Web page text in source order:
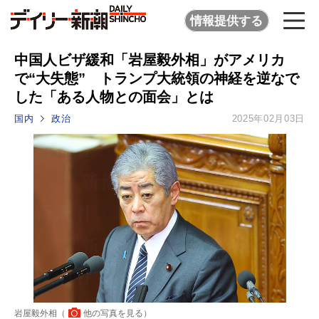
情報提供する
中国人ビザ緩和「岩屋毅外相」がアメリカ
で“大失態” トランプ大統領の神経を逆なで
した「ある人物との面会」とは
国内 政治 2025年02月03日
岩屋毅外相（ 他の写真を見る ）